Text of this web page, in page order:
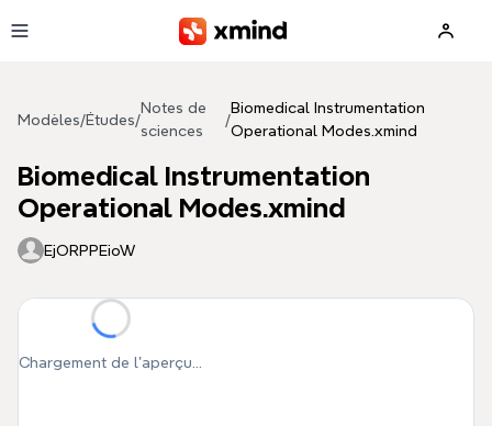
Modèles/Études/
Notes de
sciences
/
Biomedical Instrumentation
Operational Modes.xmind
Biomedical Instrumentation
Operational Modes.xmind
EjORPPEioW
Chargement de l'aperçu...